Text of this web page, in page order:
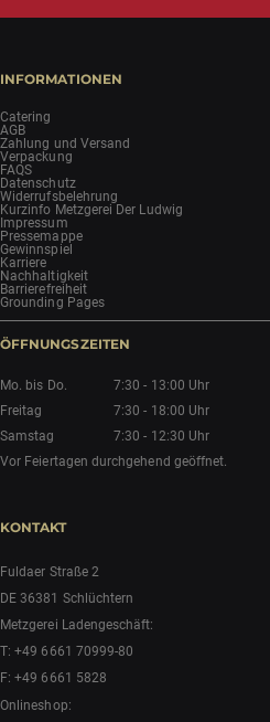
INFORMATIONEN
Catering
AGB
Zahlung und Versand
Verpackung
FAQS
Datenschutz
Widerrufsbelehrung
Kurzinfo Metzgerei Der Ludwig
Impressum
Pressemappe
Gewinnspiel
Karriere
Nachhaltigkeit
Barrierefreiheit
Grounding Pages
ÖFFNUNGSZEITEN
Mo. bis Do. 7:30 - 13:00 Uhr
Freitag
7:30 - 18:00 Uhr
Samstag
7:30 - 12:30 Uhr
Vor Feiertagen durchgehend geöffnet.
KONTAKT
Fuldaer Straße 2
DE 36381 Schlüchtern
Metzgerei Ladengeschäft:
T:+49 6661 70999-80
F: +49 6661 5828
Onlineshop: